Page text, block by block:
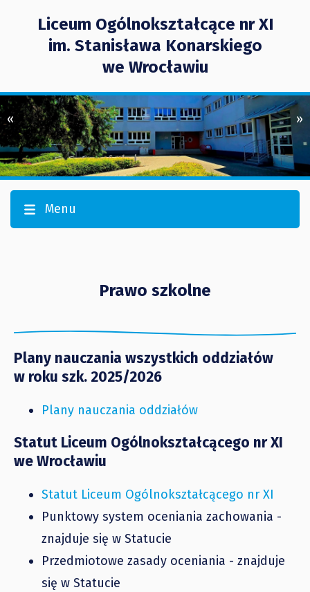
Liceum Ogólnokształcące nr XI
im. Stanisława Konarskiego
we Wrocławiu
« »
Menu
Prawo szkolne
Plany nauczania wszystkich oddziałów
w roku szk. 2025/2026
Plany nauczania oddziałów
Statut Liceum Ogólnokształcącego nr XI
we Wrocławiu
Statut Liceum Ogólnokształcącego nr XI
Punktowy system oceniania zachowania -
znajduje się w Statucie
Przedmiotowe zasady oceniania - znajduje
się w Statucie